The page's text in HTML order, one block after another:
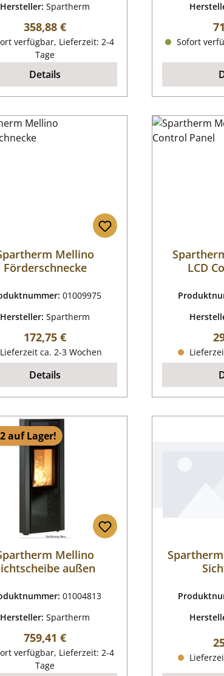
Hersteller:Spartherm
Regulärer Preis:
358,88 €
verfügbar, Lieferzeit: 2-4
Tage
Details
Sofort
Mellino
Förderschnecke
01009975
Hersteller:Spartherm
Regulärer Preis:
172,75 €
ca. 2-3 Wochen
Details
LCD
auf Lager!
Mellino
außen
01004813
Hersteller:Spartherm
Regulärer Preis:
759,41 €
verfügbar, Lieferzeit: 2-4
Tage